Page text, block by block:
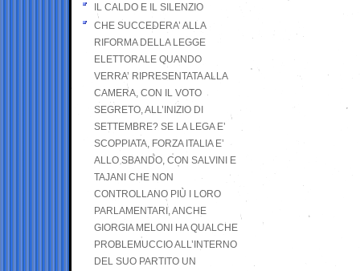
IL CALDO E IL SILENZIO
CHE SUCCEDERA’ ALLA
RIFORMA DELLA LEGGE
ELETTORALE QUANDO
VERRA’ RIPRESENTATA ALLA
CAMERA, CON IL VOTO
SEGRETO, ALL’INIZIO DI
SETTEMBRE? SE LA LEGA E’
SCOPPIATA, FORZA ITALIA E’
ALLO SBANDO, CON SALVINI E
TAJANI CHE NON
CONTROLLANO PIÙ I LORO
PARLAMENTARI, ANCHE
GIORGIA MELONI HA QUALCHE
PROBLEMUCCIO ALL’INTERNO
DEL SUO PARTITO UN